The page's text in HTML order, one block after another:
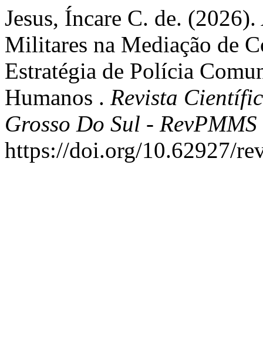
Jesus, Íncare C. de.
Militares na Mediação de
Estratégia de Polícia
Humanos . Revista
Grosso Do Sul -
https://doi.org/10.62927/